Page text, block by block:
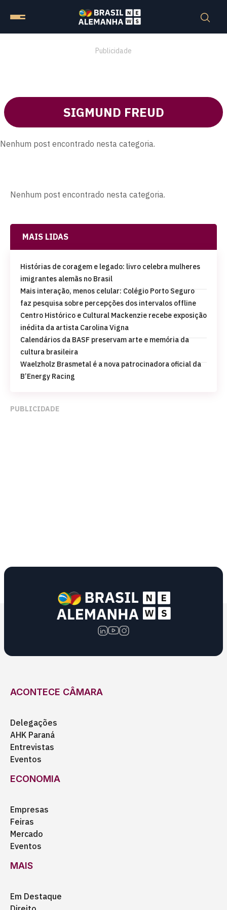
Publicidade
SIGMUND FREUD
Nenhum post encontrado nesta categoria.
Nenhum post encontrado nesta categoria.
MAIS LIDAS
Histórias de coragem e legado: livro celebra mulheres
imigrantes alemãs no Brasil
Mais interação, menos celular: Colégio Porto Seguro
faz pesquisa sobre percepções dos intervalos offline
Centro Histórico e Cultural Mackenzie recebe exposição
inédita da artista Carolina Vigna
Calendários da BASF preservam arte e memória da
cultura brasileira
Waelzholz Brasmetal é a nova patrocinadora oficial da
B’Energy Racing
PUBLICIDADE
ACONTECE CÂMARA
Delegações
AHK Paraná
Entrevistas
Eventos
ECONOMIA
Empresas
Feiras
Mercado
Eventos
MAIS
Em Destaque